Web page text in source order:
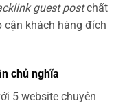
guest postchất
cận khách hàng đích
chủ nghĩa
5 website chuyên